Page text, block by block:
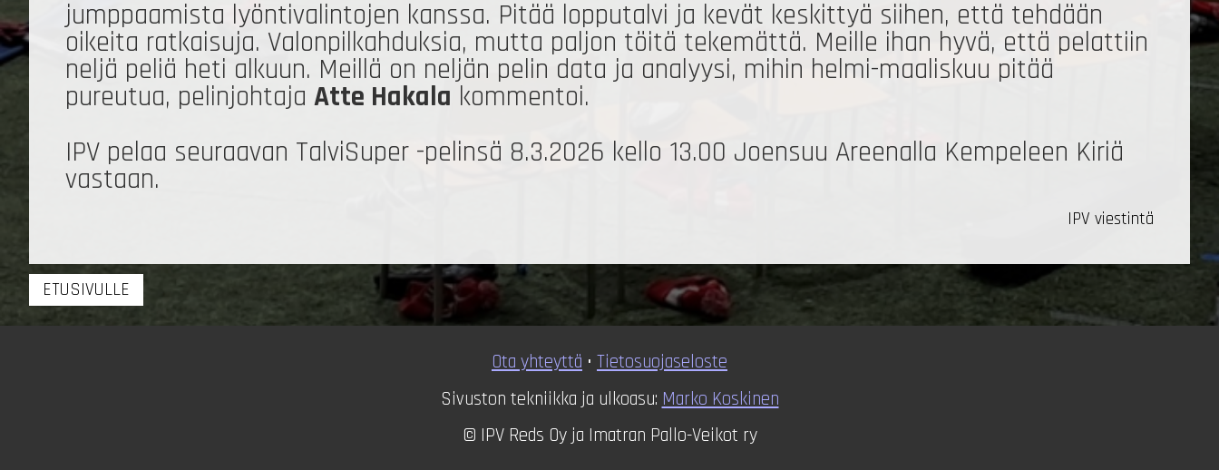
jumppaamista lyöntivalintojen kanssa. Pitää lopputalvi ja kevät keskittyä siihen, että tehdään
oikeita ratkaisuja. Valonpilkahduksia, mutta paljon töitä tekemättä. Meille ihan hyvä, että pelattiin
neljä peliä heti alkuun. Meillä on neljän pelin data ja analyysi, mihin helmi-maaliskuu pitää
pureutua, pelinjohtaja Atte Hakala kommentoi.
IPV pelaa seuraavan TalviSuper -pelinsä 8.3.2026 kello 13.00 Joensuu Areenalla Kempeleen Kiriä
vastaan.
IPV viestintä
ETUSIVULLE
Ota yhteyttä • Tietosuojaseloste
Sivuston tekniikka ja ulkoasu: Marko Koskinen
© IPV Reds Oy ja Imatran Pallo-Veikot ry